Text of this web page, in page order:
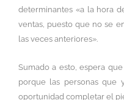
determinantes «a la hora
ventas, puesto que no se
las veces anteriores».
Sumado a esto, espera
porque las personas que
oportunidad completar el